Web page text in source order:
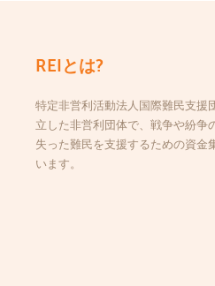
REIとは?
特定非営利活動法人国際難民支援
立した非営利団体で、戦争や紛争
失った難民を支援するための資金
います。